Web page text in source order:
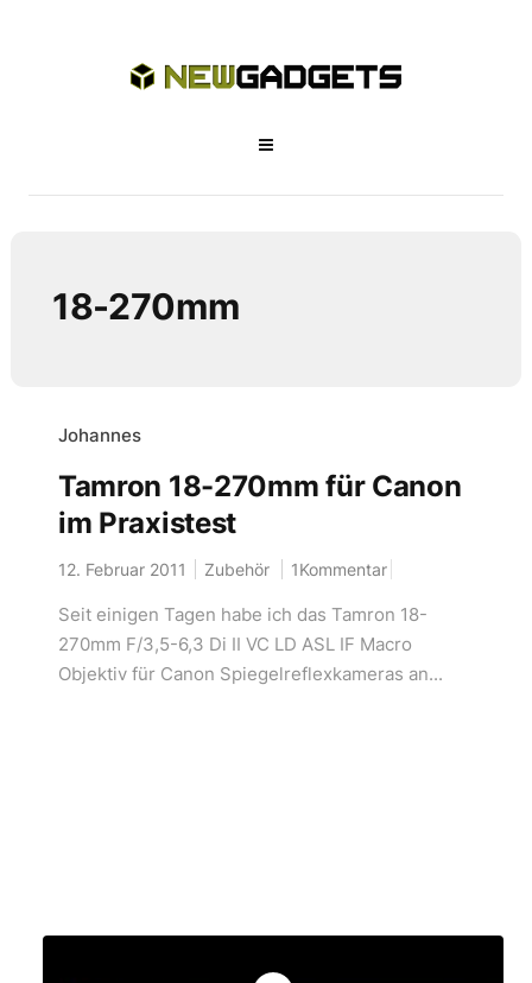
18-270mm
Johannes
Tamron 18-270mm für Canon
im Praxistest
12. Februar 2011 Zubehör 1Kommentar
Seit einigen Tagen habe ich das Tamron 18-
270mm F/3,5-6,3 Di II VC LD ASL IF Macro
Objektiv für Canon Spiegelreflexkameras an...